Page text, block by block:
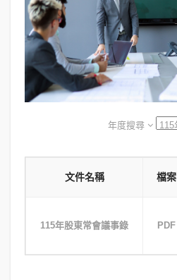
年度搜尋
文件名稱 檔案
115年股東常會議事錄 PDF